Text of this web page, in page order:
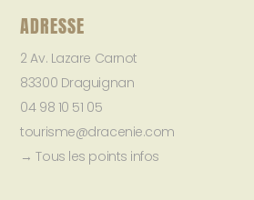
ADRESSE
2 Av. Lazare Carnot
83300 Draguignan
04 98 10 51 05
tourisme@dracenie.com
→ Tous les points infos